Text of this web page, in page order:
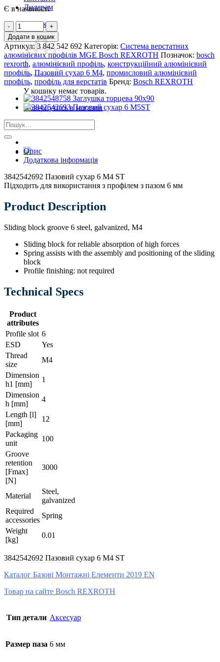
Дилерам
Кошик
Кошик
У кошику немає товарів.
Повернутись в магазин
Є в наявності
3842542692
Пазовий
сухар
6
M4
ST
кількість
Додати в кошик
Артикул: 3 842 542 692 Категорія: Система верстатних
алюмінієвих профілів MGE Bosch REXROTH Позначок: bosch
rexrorth, алюмінієвий профіль, конструкційний алюмінієвий
профіль,Пазовий сухар 6 M4, промисловий алюмінієвий
профіль, профіль для верстатів Бренд: Bosch REXROTH
Шукати:
Опис
Додаткова інформація
3842542692 Пазовий сухар 6 M4 ST
Підходить для використання з профілем з пазом 6 мм
Product Description
Sliding block groove 6 steel, galvanized, M4
Sliding block for reliable absorption of high forces
Spring assists with the assembly and positioning of the sliding
block
Profile finishing: not required
Technical Specs
Product
attributes
Profile slot 6
ESD
Yes
Thread
size
M4
Dimension
h1 [mm]
1
Dimension
h [mm]
4
Length [l]
[mm]
12
Packaging
unit
100
Groove
retention
[Fmax]
[N]
3000
Material
Steel,
galvanized
Required
accessories
Spring
Weight
[kg]
0.01
3842542692 Пазовий сухар 6 M4 ST
Каталог Базові Монтажні Елементи 2019 EN
Товар на сайте Bosch REXROTH
Тип детали Аксесуар
Размер паза 6 мм